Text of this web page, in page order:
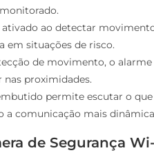
ativado ao detectar
em situações de risco.
de movimento, o
proximidades.
permite escutar o
comunicação mais
de Segurança